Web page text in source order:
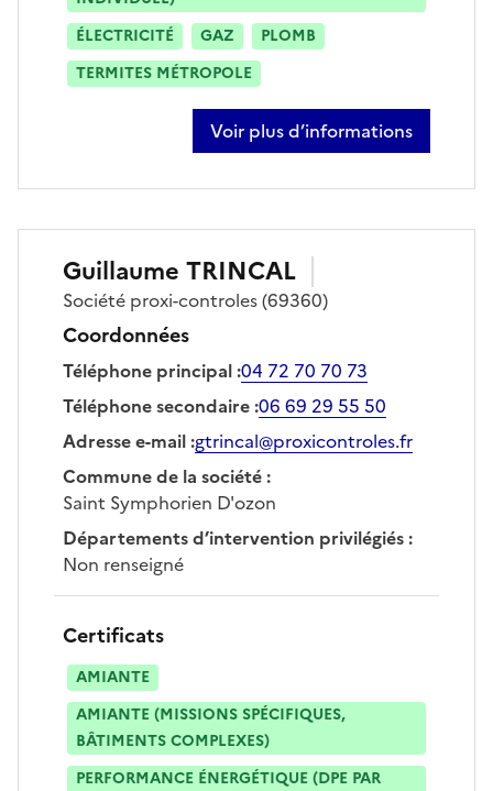
ÉLECTRICITÉ
GAZ
PLOMB
TERMITES MÉTROPOLE
Voir plus d’informations
sur luis peixoto
Guillaume TRINCAL
Société proxi-controles(69360)
Coordonnées
Téléphone principal:04 72 70 70 73
Téléphone secondaire:06 69 29 55 50
Adresse e-mail:gtrincal@proxicontroles.fr
Commune de la société:
Saint Symphorien D'ozon
Départements d’intervention privilégiés:
Non renseigné
Certificats
AMIANTE
AMIANTE (MISSIONS SPÉCIFIQUES,
BÂTIMENTS COMPLEXES)
PERFORMANCE ÉNERGÉTIQUE (DPE PAR